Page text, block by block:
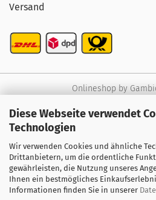
Diese Webseite verwendet
Technologien
Wir verwenden Cookies und ähnliche
Drittanbietern, um die ordentliche
gewährleisten, die Nutzung unseres
Ihnen ein bestmögliches
Informationen finden Sie in unserer
Versand
Onlineshopby